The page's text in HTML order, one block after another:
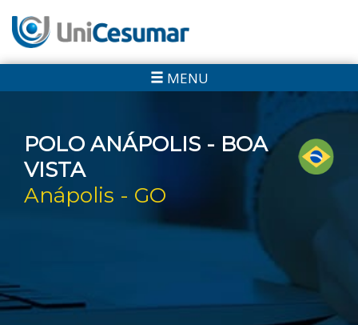
MENU
POLO ANÁPOLIS - BOA
VISTA
Anápolis - GO